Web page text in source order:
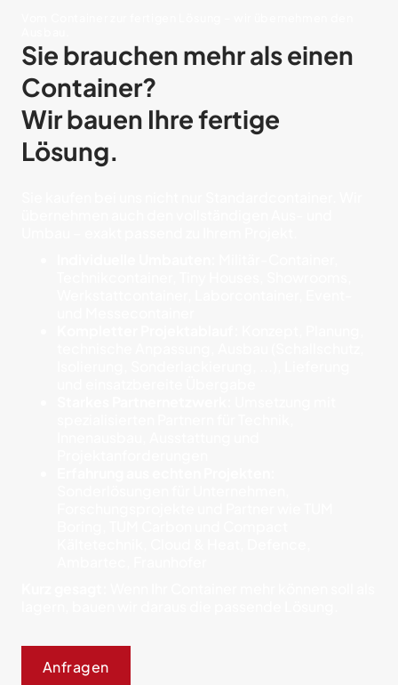
Sie brauchen mehr als einen
Container?
Wir bauen Ihre fertige
Lösung.
Anfragen